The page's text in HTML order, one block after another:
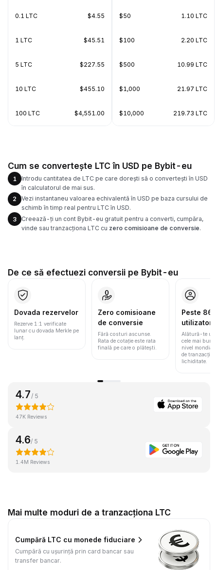
0.1 LTC $4.55
1 LTC $45.51
5 LTC $227.55
10 LTC $455.10
100 LTC $4,551.00
$50 1.10 LTC
$100 2.20 LTC
$500 10.99 LTC
$1,000 21.97 LTC
$10,000 219.73 LTC
Cum se convertește LTC în USD pe Bybit-eu
1
Introdu cantitatea de LTC pe care dorești să o convertești în USD
în calculatorul de mai sus.
2
Vezi instantaneu valoarea echivalentă în USD pe baza cursului de
schimb în timp real pentru LTC în USD.
3
Creează-ți un cont Bybit-eu gratuit pentru a converti, cumpăra,
vinde sau tranzacționa LTC cu zero comisioane de conversie.
De ce să efectuezi conversii pe Bybit-eu
Dovada rezervelor
Rezerve 1:1 verificate
lunar cu dovada Merkle pe
lanț.
Zero comisioane
de conversie
Fără costuri ascunse.
Rata de cotație este rata
finală pe care o plătești.
Peste 86
utilizatori
Alătură-te
cele mai bune
nivel mondial
de
lichiditate.
4.7 / 5
47K Reviews
4.6/ 5
1.4M Reviews
Mai multe moduri de a tranzacționa LTC
Cumpără LTC cu monede fiduciare
Cumpără cu ușurință prin card bancar sau
transfer bancar.